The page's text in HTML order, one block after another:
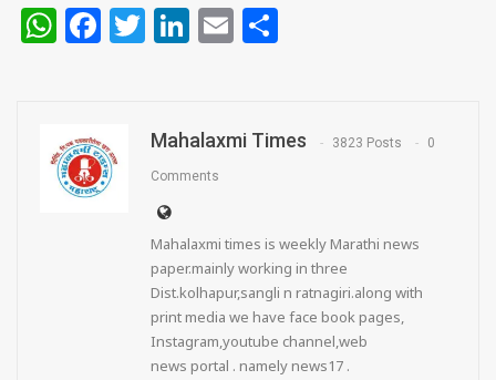
WhatsApp
Facebook
Twitter
LinkedIn
Email
Mahalaxmi Times 3823 Posts 0
Comments
Mahalaxmi times is weekly Marathi news
paper.mainly working in three
Dist.kolhapur,sangli n ratnagiri.along with
print media we have face book pages,
Instagram,youtube channel,web
news portal . namely news17 .